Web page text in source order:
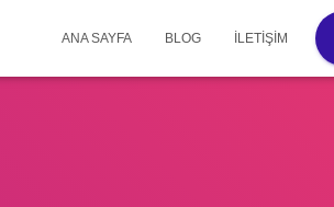
ANA SAYFA BLOG İLETIŞIM